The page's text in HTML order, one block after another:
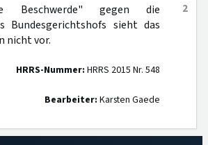
2
Beschwerde" gegen die
Bundesgerichtshofs sieht das
nicht vor.
HRRS-Nummer: HRRS 2015 Nr. 548
Bearbeiter: Karsten Gaede